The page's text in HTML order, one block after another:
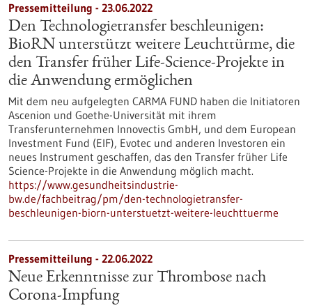
Pressemitteilung - 23.06.2022
Den Technologietransfer beschleunigen:
BioRN unterstützt weitere Leuchttürme, die
den Transfer früher Life-Science-Projekte in
die Anwendung ermöglichen
Mit dem neu aufgelegten CARMA FUND haben die Initiatoren
Ascenion und Goethe-Universität mit ihrem
Transferunternehmen Innovectis GmbH, und dem European
Investment Fund (EIF), Evotec und anderen Investoren ein
neues Instrument geschaffen, das den Transfer früher Life
Science-Projekte in die Anwendung möglich macht.
https://www.gesundheitsindustrie-
bw.de/fachbeitrag/pm/den-technologietransfer-
beschleunigen-biorn-unterstuetzt-weitere-leuchttuerme
Pressemitteilung - 22.06.2022
Neue Erkenntnisse zur Thrombose nach
Corona-Impfung